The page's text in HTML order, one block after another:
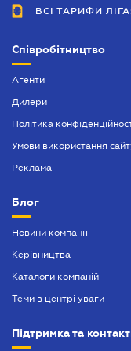
Засвідчення копій
Нотаріальне посвідчення
Нотаріально завірений
Оформлення афідевіта
Оформлення довіреності
Попередій договір
Посвідчення
ВСІ ТАРИФИ
Співробітництво
Агенти
Дилери
Політика
Умови використання
Реклама
Блог
Новини компанії
Керівництва
Каталоги компаній
Теми в центрі уваги
Підтримка та